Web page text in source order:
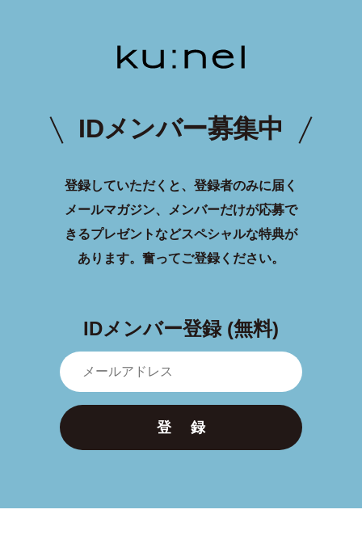
IDメンバー募集中
登録していただくと、登録者のみに届く
メールマガジン、メンバーだけが応募で
きるプレゼントなどスペシャルな特典が
あります。 奮ってご登録ください。
IDメンバー登録 (無料)
登 録